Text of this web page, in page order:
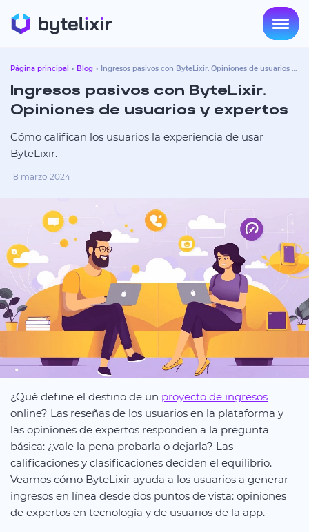
Página principal Blog
Ingresos pasivos con ByteLixir. Opiniones de usuarios y
Ingresos pasivos con ByteLixir.
Opiniones de usuarios y expertos
Cómo califican los usuarios la experiencia de usar
ByteLixir.
18 marzo 2024
¿Qué define el destino de un proyecto de ingresos
online? Las reseñas de los usuarios en la plataforma y
las opiniones de expertos responden a la pregunta
básica: ¿vale la pena probarla o dejarla? Las
calificaciones y clasificaciones deciden el equilibrio.
Veamos cómo ByteLixir ayuda a los usuarios a generar
ingresos en línea desde dos puntos de vista: opiniones
de expertos en tecnología y de usuarios de la app.